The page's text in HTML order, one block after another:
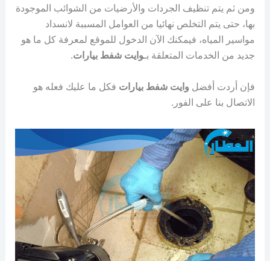
ومن ثم يتم تنظيف الجردات والأرضيات من الشوائب الموجودة
بها، حتى يتم التخلص نهائيا من العوامل المسببة لانسداد
مواسير المياه، فيمكنك الآن الدخول للموقع لمعرفة كل ما هو
جديد من الخدمات المتعلقة بـوايت شفط بيارات.
فإن أردت أفضل وايت شفط بيارات فكل ما عليك فعله هو
الاتصال بنا على الفور.